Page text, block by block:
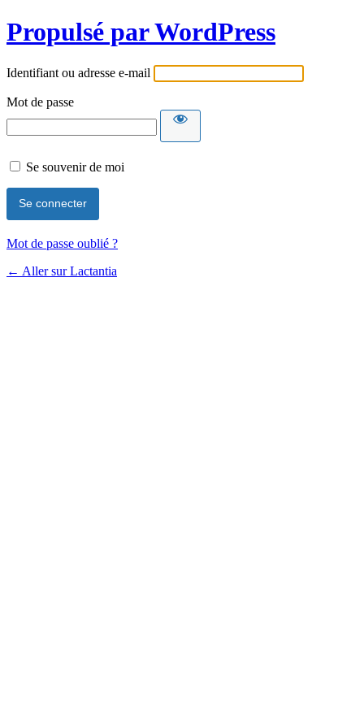
Propulsé par WordPress
Identifiant ou adresse e-mail
Mot de passe
Se souvenir de moi
Mot de passe oublié ?
← Aller sur Lactantia